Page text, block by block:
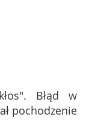
Błąd w
pochodzenie